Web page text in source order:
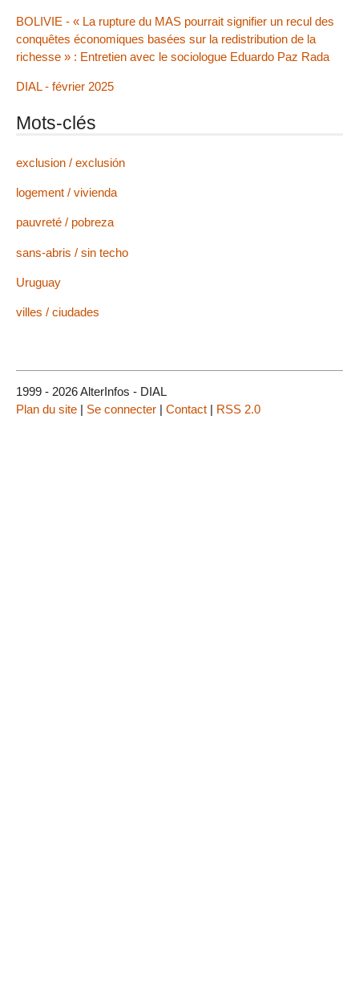
BOLIVIE - « La rupture du MAS pourrait signifier un recul des
conquêtes économiques basées sur la redistribution de la
richesse » : Entretien avec le sociologue Eduardo Paz Rada
DIAL - février 2025
Mots-clés
exclusion / exclusión
logement / vivienda
pauvreté / pobreza
sans-abris / sin techo
Uruguay
villes / ciudades
1999 - 2026 AlterInfos - DIAL
Plan du site | Se connecter | Contact | RSS 2.0